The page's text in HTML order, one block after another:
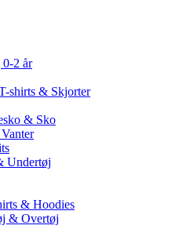
2 år
shirts & Skjorter
& Sko
Undertøj
& Hoodies
& Overtøj